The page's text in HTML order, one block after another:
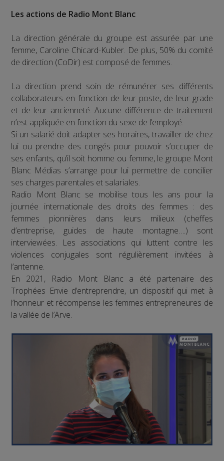
Les actions de Radio Mont Blanc
La direction générale du groupe est assurée par une
femme, Caroline Chicard-Kubler. De plus, 50% du comité
de direction (CoDir) est composé de femmes.
La direction prend soin de rémunérer ses différents
collaborateurs en fonction de leur poste, de leur grade
et de leur ancienneté. Aucune différence de traitement
n’est appliquée en fonction du sexe de l’employé.
Si un salarié doit adapter ses horaires, travailler de chez
lui ou prendre des congés pour pouvoir s’occuper de
ses enfants, qu’il soit homme ou femme, le groupe Mont
Blanc Médias s’arrange pour lui permettre de concilier
ses charges parentales et salariales.
Radio Mont Blanc se mobilise tous les ans pour la
journée internationale des droits des femmes : des
femmes pionnières dans leurs milieux (cheffes
d’entreprise, guides de haute montagne….) sont
interviewées. Les associations qui luttent contre les
violences conjugales sont régulièrement invitées à
l’antenne.
En 2021, Radio Mont Blanc a été partenaire des
Trophées Envie d’entreprendre, un dispositif qui met à
l’honneur et récompense les femmes entrepreneures de
la vallée de l’Arve.